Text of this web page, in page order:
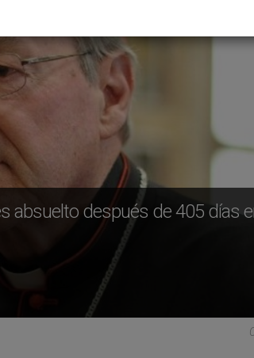
absuelto después de 405 días